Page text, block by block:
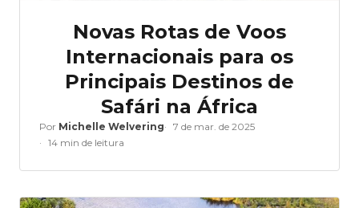
Novas Rotas de Voos
Internacionais para os
Principais Destinos de
Safári na África
Por Michelle Welvering
7 de mar. de 2025
14 min de leitura